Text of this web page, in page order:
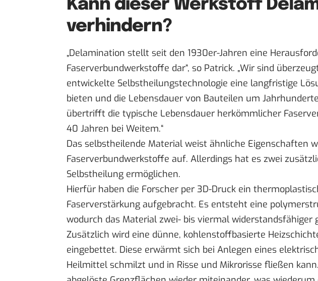
Kann dieser Werkstoff
verhindern?
„Delamination stellt seit den 1930er-Jahren eine
Faserverbundwerkstoffe dar“, so Patrick. „Wir sind
entwickelte Selbstheilungstechnologie eine langfristige
bieten und die Lebensdauer von Bauteilen um
übertrifft die typische Lebensdauer herkömmlicher
40 Jahren bei Weitem.“
Das selbstheilende Material weist ähnliche Eigenschaften
Faserverbundwerkstoffe auf. Allerdings hat es zwei
Selbstheilung ermöglichen.
Hierfür haben die Forscher per 3D-Druck ein
Faserverstärkung aufgebracht. Es entsteht eine
wodurch das Material zwei- bis viermal widerstandsfähiger
Zusätzlich wird eine dünne, kohlenstoffbasierte
eingebettet. Diese erwärmt sich bei Anlegen eines
Heilmittel schmilzt und in Risse und Mikrorisse fließen